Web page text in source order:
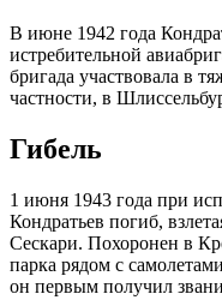
В июне 1942 года
истребительной
бригада участвовала в
частности, в
Гибель
1 июня 1943 года при
Кондратьев погиб,
Сескари. Похоронен в
парка рядом с
он первым получил